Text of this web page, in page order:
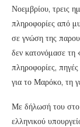
Νοεμβρίου, τρεις
πληροφορίες από
σε γνώση της
δεν κατονόμασε τη
πληροφορίες,
για το Μαρόκο, τη
Με δήλωσή του στο
ελληνικού